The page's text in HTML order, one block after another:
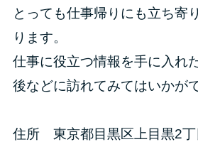
とっても仕事帰りにも立ち寄
ります。
仕事に役立つ情報を手に入れ
後などに訪れてみてはいかが
住所 東京都目黒区上目黒2丁